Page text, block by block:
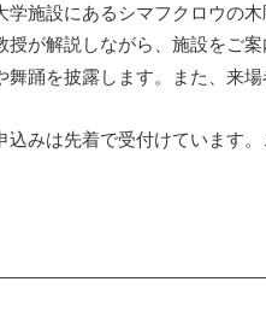
学施設にあるシマフクロウの
授が解説しながら、施設をご
舞踊を披露します。また、来
込みは先着で受付けています